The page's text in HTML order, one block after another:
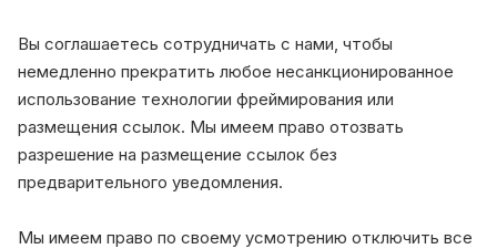
Вы соглашаетесь сотрудничать с нами, чтобы
немедленно прекратить любое несанкционированное
использование технологии фреймирования или
размещения ссылок. Мы имеем право отозвать
разрешение на размещение ссылок без
предварительного уведомления.
Мы имеем право по своему усмотрению отключить все